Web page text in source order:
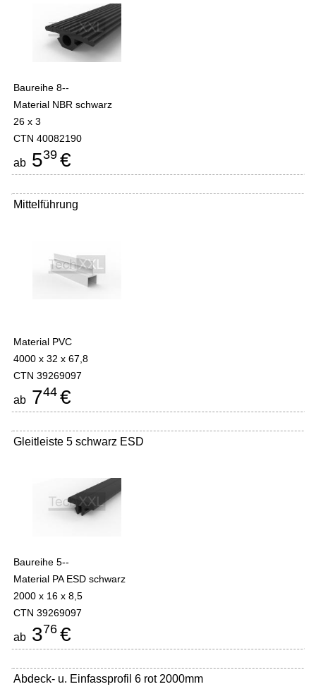
Baureihe 8--
Material NBR schwarz
26 x 3
CTN 40082190
ab 539 €
Mittelführung
Material PVC
4000 x 32 x 67,8
CTN 39269097
ab 744 €
Gleitleiste 5 schwarz ESD
Baureihe 5--
Material PA ESD schwarz
2000 x 16 x 8,5
CTN 39269097
ab 376 €
Abdeck- u. Einfassprofil 6 rot 2000mm